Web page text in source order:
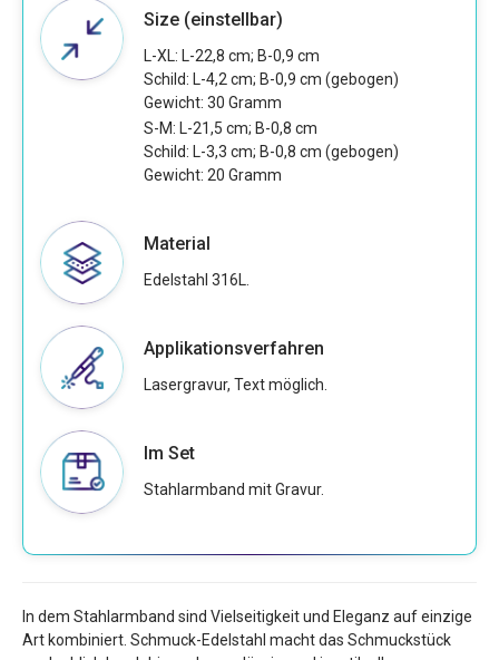
Size (einstellbar)
L-XL: L-22,8 cm; B-0,9 cm
Schild: L-4,2 cm; B-0,9 cm (gebogen)
Gewicht: 30 Gramm
S-M: L-21,5 cm; B-0,8 cm
Schild: L-3,3 cm; B-0,8 cm (gebogen)
Gewicht: 20 Gramm
Material
Edelstahl 316L.
Applikationsverfahren
Lasergravur, Text möglich.
Im Set
Stahlarmband mit Gravur.
In dem Stahlarmband sind Vielseitigkeit und Eleganz auf einzige
Art kombiniert. Schmuck-Edelstahl macht das Schmuckstück